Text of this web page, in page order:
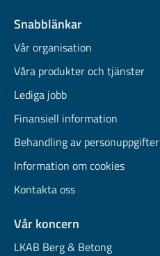
Snabblänkar
Vår organisation
Våra produkter och tjänster
Lediga jobb
Finansiell information
Behandling av personuppgifter
Information om cookies
Kontakta oss
Vår koncern
LKAB Berg & Betong